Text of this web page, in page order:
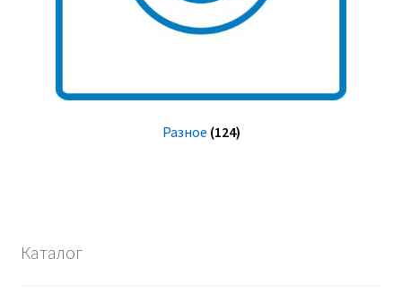
Разное (124)
Каталог